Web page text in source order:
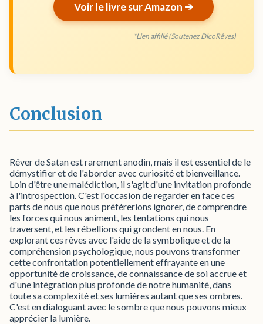
Voir le livre sur Amazon ➔
*Lien affilié (Soutenez DicoRêves)
Conclusion
Rêver de Satan est rarement anodin, mais il est essentiel de le
démystifier et de l'aborder avec curiosité et bienveillance.
Loin d'être une malédiction, il s'agit d'une invitation profonde
à l'introspection. C'est l'occasion de regarder en face ces
parts de nous que nous préférerions ignorer, de comprendre
les forces qui nous animent, les tentations qui nous
traversent, et les rébellions qui grondent en nous. En
explorant ces rêves avec l'aide de la symbolique et de la
compréhension psychologique, nous pouvons transformer
cette confrontation potentiellement effrayante en une
opportunité de croissance, de connaissance de soi accrue et
d'une intégration plus profonde de notre humanité, dans
toute sa complexité et ses lumières autant que ses ombres.
C'est en dialoguant avec le sombre que nous pouvons mieux
apprécier la lumière.